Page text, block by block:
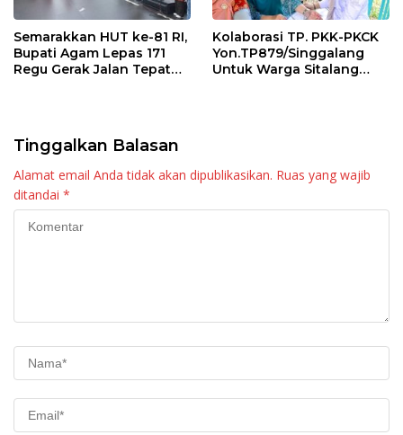
Semarakkan HUT ke-81 RI,
Bupati Agam Lepas 171
Regu Gerak Jalan Tepat
Kolaborasi TP. PKK-PKCK
Yon.TP879/Singgalang
Untuk Warga Sitalang
Tinggalkan Balasan
Alamat email Anda tidak akan dipublikasikan. Ruas yang wajib
ditandai *